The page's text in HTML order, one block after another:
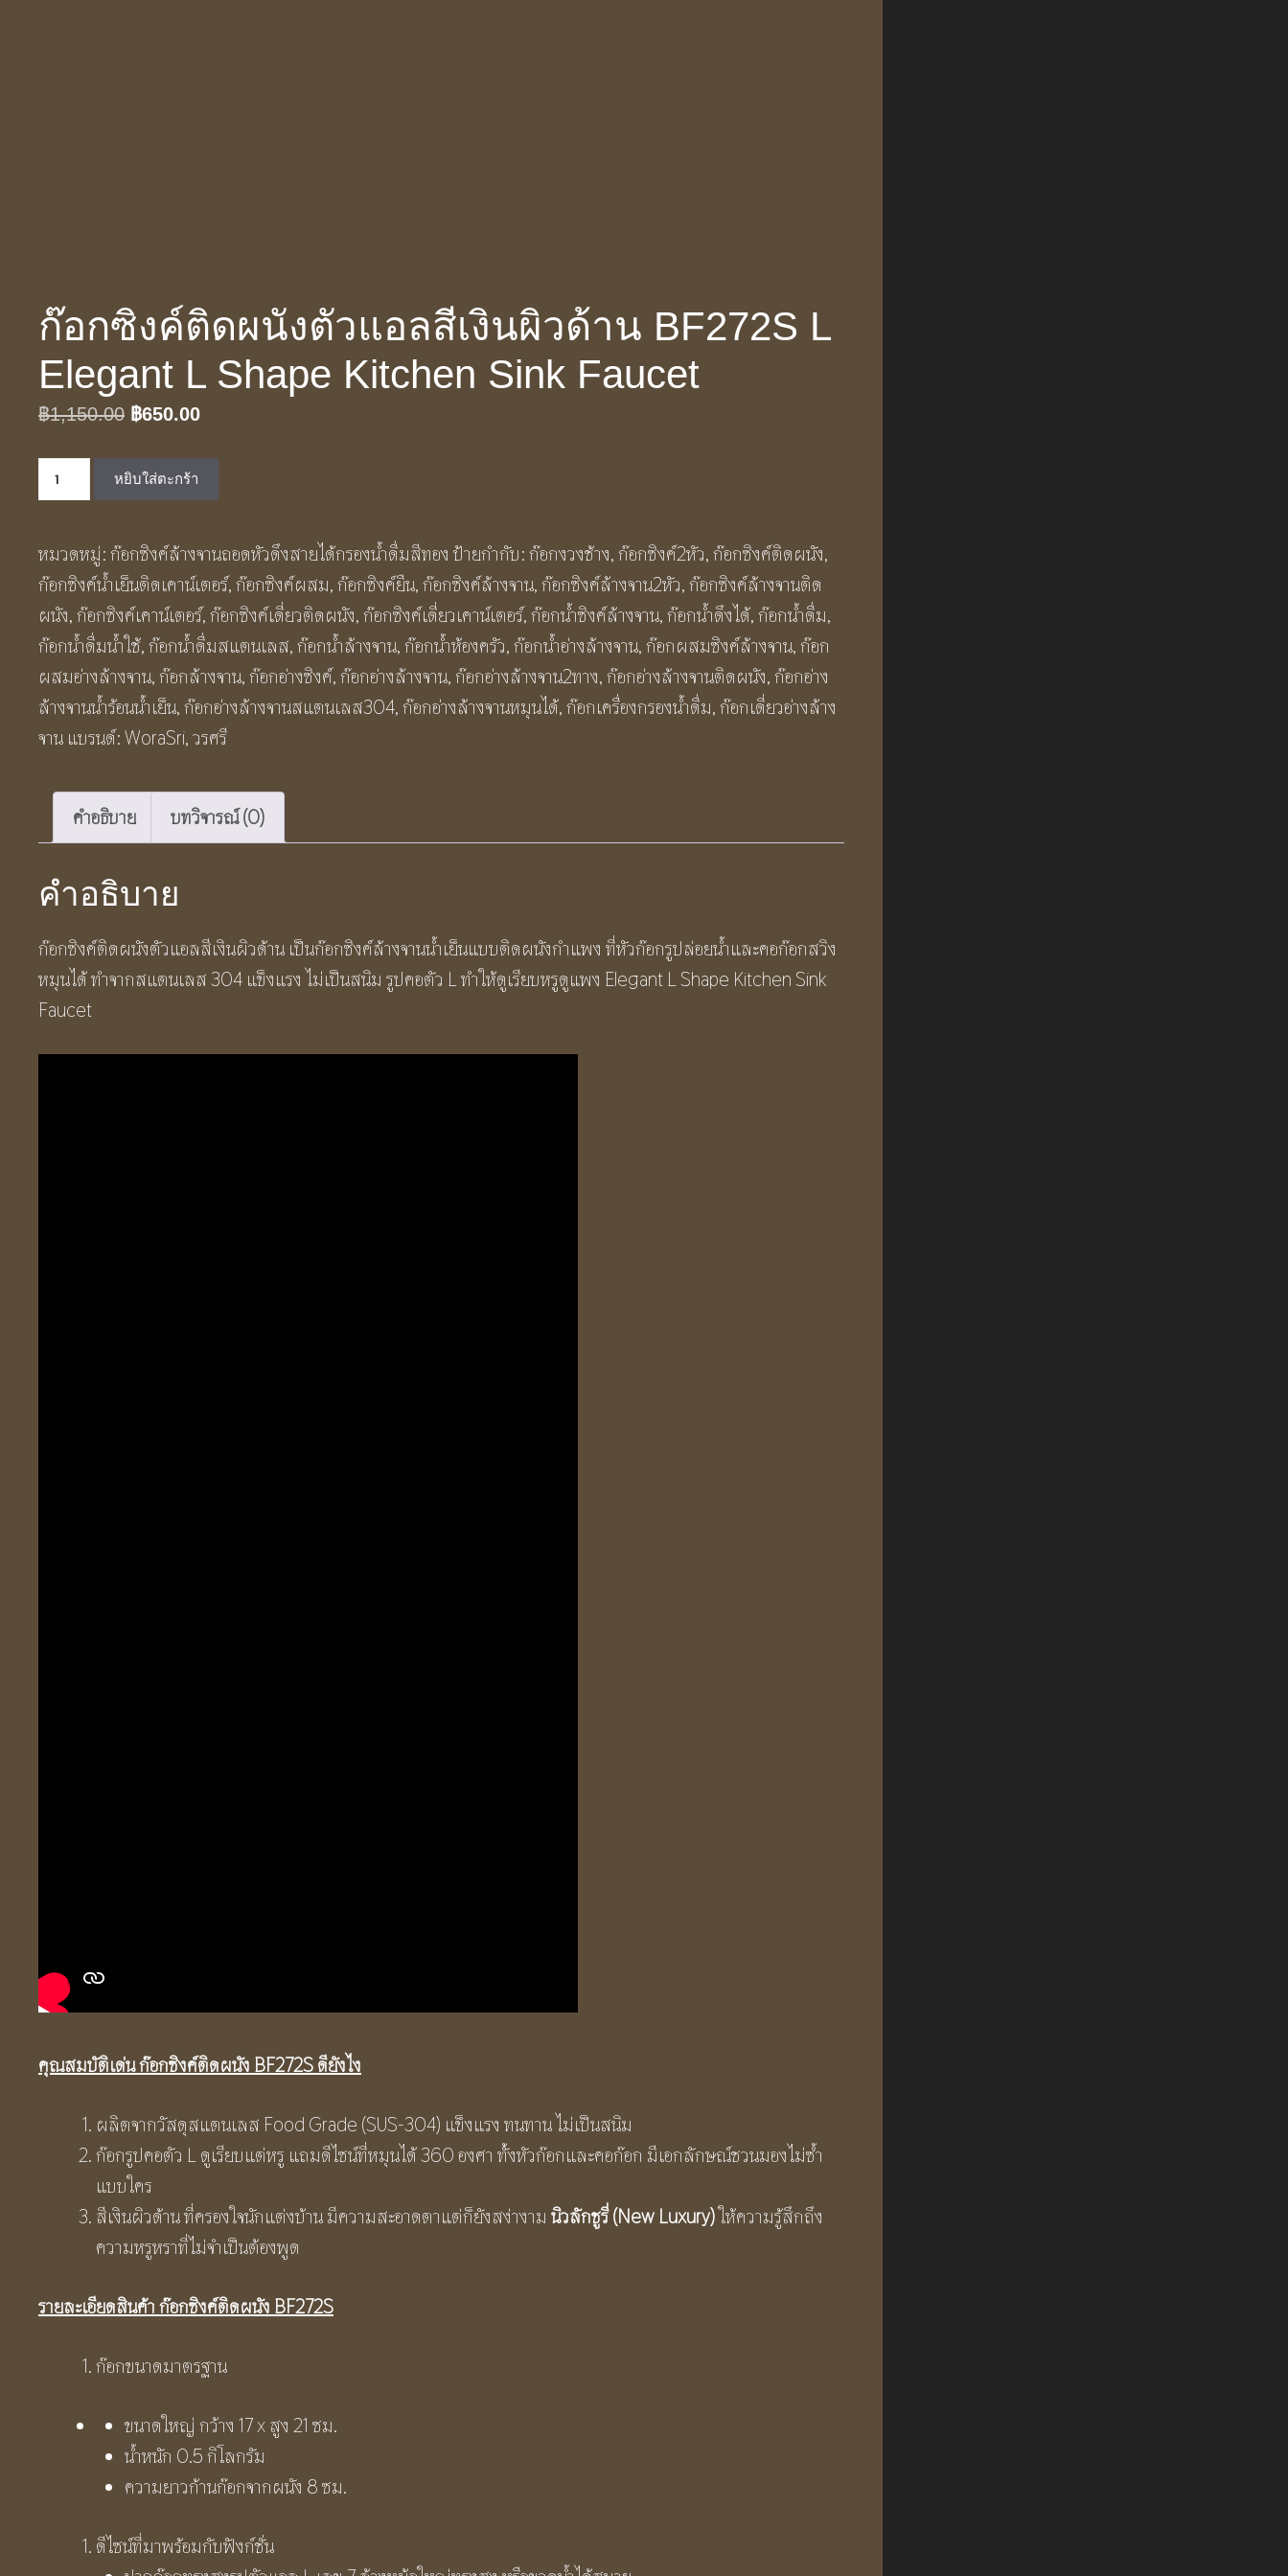
ก๊อกซิงค์ติดผนังตัวแอลสีเงินผิวด้าน BF272S L
Elegant L Shape Kitchen Sink Faucet
฿1,150.00 Original
was:
฿1,150.00.
฿650.00Current
฿650.00.
จำนวน
ก๊อก
ติด
ผนัง
ตัว
แอ
ล
สี
เงิน
BF272S
Elegant
Shape
Kitchen
Faucet
หยิบใส่ตะกร้า
หมวดหมู่:ก๊อกซิงค์ล้างจานถอดหัวดึงสายได้กรองน้ำดื่มสีทอง ป้ายกำกับ:ก๊อกงวงช้าง,ก๊อกซิงค์2หัว,ก๊อกซิงค์ติดผนัง,
ก๊อกซิงค์น้ำเย็นติดเคาน์เตอร์,ก๊อกซิงค์ผสม,ก๊อกซิงค์ยืน,ก๊อกซิงค์ล้างจาน,ก๊อกซิงค์ล้างจาน2หัว,ก๊อกซิงค์ล้างจานติด
ผนัง,ก๊อกซิงค์เคาน์เตอร์,ก๊อกซิงค์เดี่ยวติดผนัง,ก๊อกซิงค์เดี่ยวเคาน์เตอร์,ก๊อกน้ำซิงค์ล้างจาน,ก๊อกน้ำดึงได้,ก๊อกน้ำดื่ม,
ก๊อกน้ำดื่มน้ำใช้,ก๊อกน้ำดื่มสแตนเลส,ก๊อกน้ำล้างจาน,ก๊อกน้ำห้องครัว,ก๊อกน้ำอ่างล้างจาน,ก๊อกผสมซิงค์ล้างจาน,ก๊อก
ผสมอ่างล้างจาน,ก๊อกล้างจาน,ก๊อกอ่างซิงค์,ก๊อกอ่างล้างจาน,ก๊อกอ่างล้างจาน2ทาง,ก๊อกอ่างล้างจานติดผนัง,ก๊อกอ่าง
ล้างจานน้ำร้อนน้ำเย็น,ก๊อกอ่างล้างจานสแตนเลส304,ก๊อกอ่างล้างจานหมุนได้,ก๊อกเครื่องกรองน้ำดื่ม,ก๊อกเดี่ยวอ่างล้าง
จาน แบรนด์:WoraSri,วรศรี
คำอธิบาย บทวิจารณ์ (0)
คำอธิบาย
ก๊อกซิงค์ติดผนังตัวแอลสีเงินผิวด้าน เป็นก๊อกซิงค์ล้างจานน้ำเย็นแบบติดผนังกำแพง ที่หัวก๊อกรูปล่อยน้ำและคอก๊อกสวิง
หมุนได้ ทำจากสแตนเลส 304 แข็งแรง ไม่เป็นสนิม รูปคอตัว L ทำให้ดูเรียบหรูดูแพง Elegant L Shape Kitchen Sink
Faucet
คุณสมบัติเด่น ก๊อกซิงค์ติดผนัง BF272S ดียังไง
ผลิตจากวัสดุสแตนเลส Food Grade (SUS-304) แข็งแรง ทนทาน ไม่เป็นสนิม
ก๊อกรูปคอตัว L ดูเรียบแต่หรู แถมดีไซน์ที่หมุนได้ 360 องศา ทั้งหัวก๊อกและคอก๊อก มีเอกลักษณ์ชวนมองไม่ซ้ำ
แบบใคร
สีเงินผิวด้าน ที่ครองใจนักแต่งบ้าน มีความสะอาดตาแต่ก็ยังสง่างาม นิวลักชูรี่ (New Luxury)ให้ความรู้สึกถึง
ความหรูหราที่ไม่จำเป็นต้องพูด
รายละเอียดสินค้า ก๊อกซิงค์ติดผนัง BF272S
ก๊อกขนาดมาตรฐาน
ขนาดใหญ่ กว้าง 17 x สูง 21 ซม.
น้ำหนัก 0.5 กิโลกรัม
ความยาวก้านก๊อกจากผนัง 8 ซม.
ดีไซน์ที่มาพร้อมกับฟังก์ชั่น